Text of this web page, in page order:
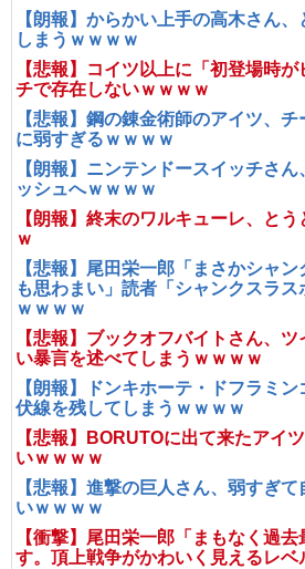
【朗報】からかい上手の高木さん
しまうｗｗｗｗ
【悲報】コイツ以上に「初登場時
チで存在しないｗｗｗｗ
【悲報】鋼の錬金術師のアイツ、
に弱すぎるｗｗｗｗ
【朗報】ニンテンドースイッチさ
ッシュへｗｗｗｗ
【朗報】終末のワルキューレ、と
ｗ
【悲報】尾田栄一郎「まさかシャ
も思わまい」読者「シャンクスラ
ｗｗｗｗ
【悲報】ブックオフバイトさん、
い暴言を述べてしまうｗｗｗｗ
【朗報】ドンキホーテ・ドフラミ
伏線を残してしまうｗｗｗｗ
【悲報】BORUTOに出て来たアイ
いｗｗｗｗ
【悲報】進撃の巨人さん、弱すぎ
いｗｗｗｗ
【衝撃】尾田栄一郎「まもなく過
す。頂上戦争がかわいく見えるレ